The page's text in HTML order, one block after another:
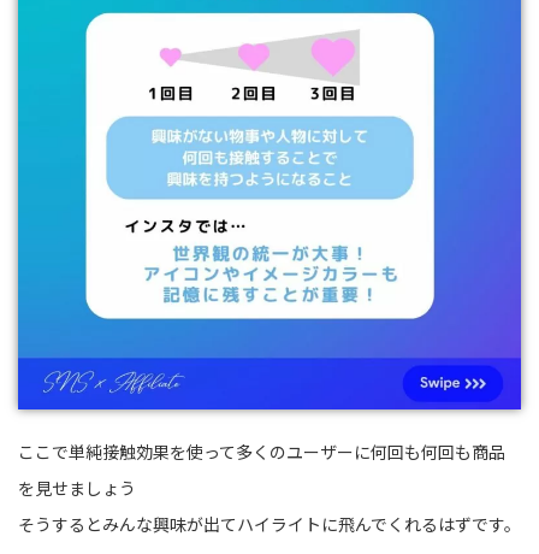
ここで単純接触効果を使って多くのユーザーに何回も何回も商品
を見せましょう
そうするとみんな興味が出てハイライトに飛んでくれるはずです。